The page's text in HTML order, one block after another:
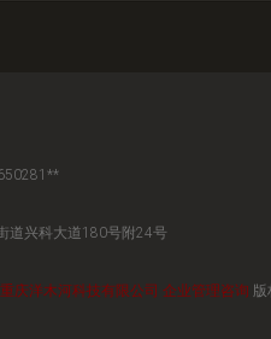
道兴科大道180号附24号
重庆洋木河科技有限公司 企业管理咨询